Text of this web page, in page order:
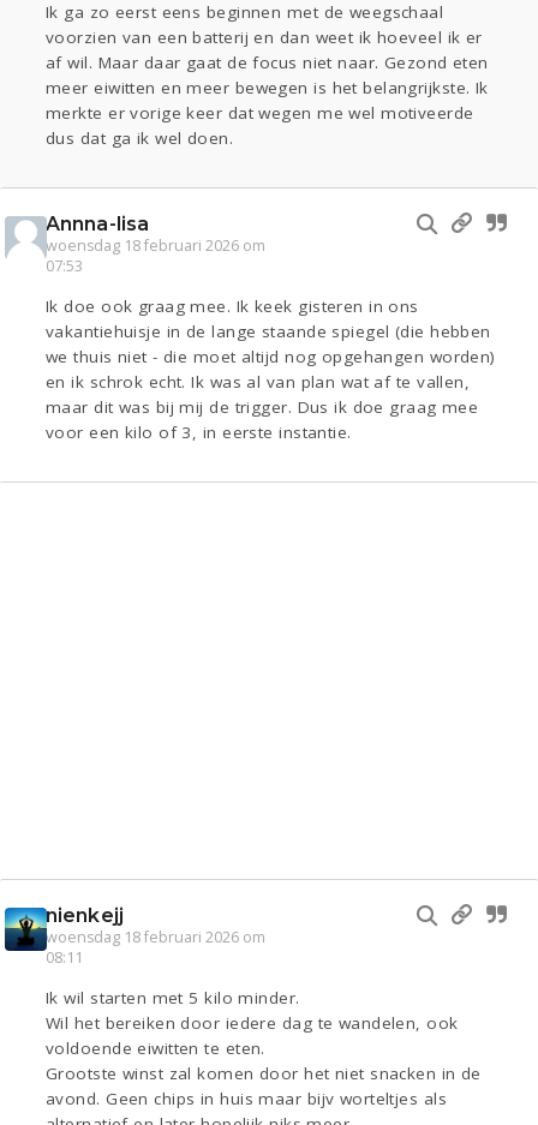
Ik ga zo eerst eens beginnen met de weegschaal
voorzien van een batterij en dan weet ik hoeveel ik er
af wil. Maar daar gaat de focus niet naar. Gezond eten
meer eiwitten en meer bewegen is het belangrijkste. Ik
merkte er vorige keer dat wegen me wel motiveerde
dus dat ga ik wel doen.
Annna-lisa
woensdag 18 februari 2026 om
07:53
Ik doe ook graag mee. Ik keek gisteren in ons
vakantiehuisje in de lange staande spiegel (die hebben
we thuis niet - die moet altijd nog opgehangen worden)
en ik schrok echt. Ik was al van plan wat af te vallen,
maar dit was bij mij de trigger. Dus ik doe graag mee
voor een kilo of 3, in eerste instantie.
nienkejj
woensdag 18 februari 2026 om
08:11
Ik wil starten met 5 kilo minder.
Wil het bereiken door iedere dag te wandelen, ook
voldoende eiwitten te eten.
Grootste winst zal komen door het niet snacken in de
avond. Geen chips in huis maar bijv worteltjes als